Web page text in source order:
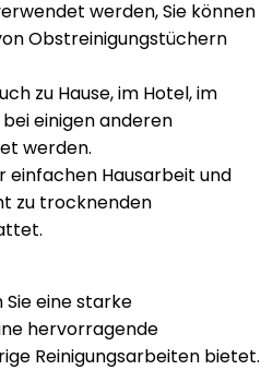
werden, Sie können
Obstreinigungstüchern
zu Hause, im Hotel, im
einigen anderen
werden.
einfachen Hausarbeit und
zu trocknenden
eine starke
hervorragende
Reinigungsarbeiten bietet.